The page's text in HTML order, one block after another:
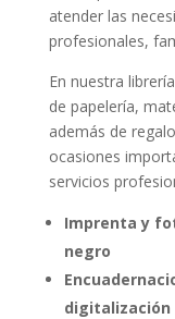
atender las
profesionales,
En nuestra
de papelería,
además de
ocasiones
servicios
Imprenta y
negro
digitalización